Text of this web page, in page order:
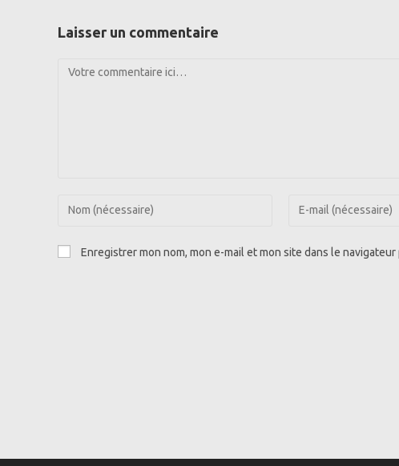
Laisser un commentaire
Comment
Enter
name
Enter
Enregistrer mon nom, mon e-mail et mon site dans le